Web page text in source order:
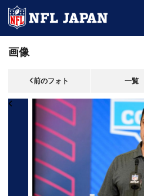
画像
前のフォト 一覧